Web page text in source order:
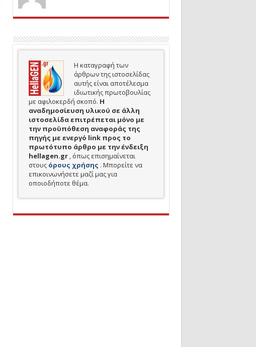
Η καταγραφή των
άρθρων της ιστοσελίδας
αυτής είναι αποτέλεσμα
ιδιωτικής πρωτοβουλίας
με αφιλοκερδή σκοπό. H
αναδημοσίευση υλικού σε άλλη
ιστοσελίδα επιτρέπεται μόνο με
την προϋπόθεση αναφοράς της
πηγής με ενεργό link προς το
πρωτότυπο άρθρο με την ένδειξη
hellagen.gr , όπως επισημαίνεται
στους όρους χρήσης . Μπορείτε να
επικοινωνήσετε μαζί μας για
οποιοδήποτε θέμα.